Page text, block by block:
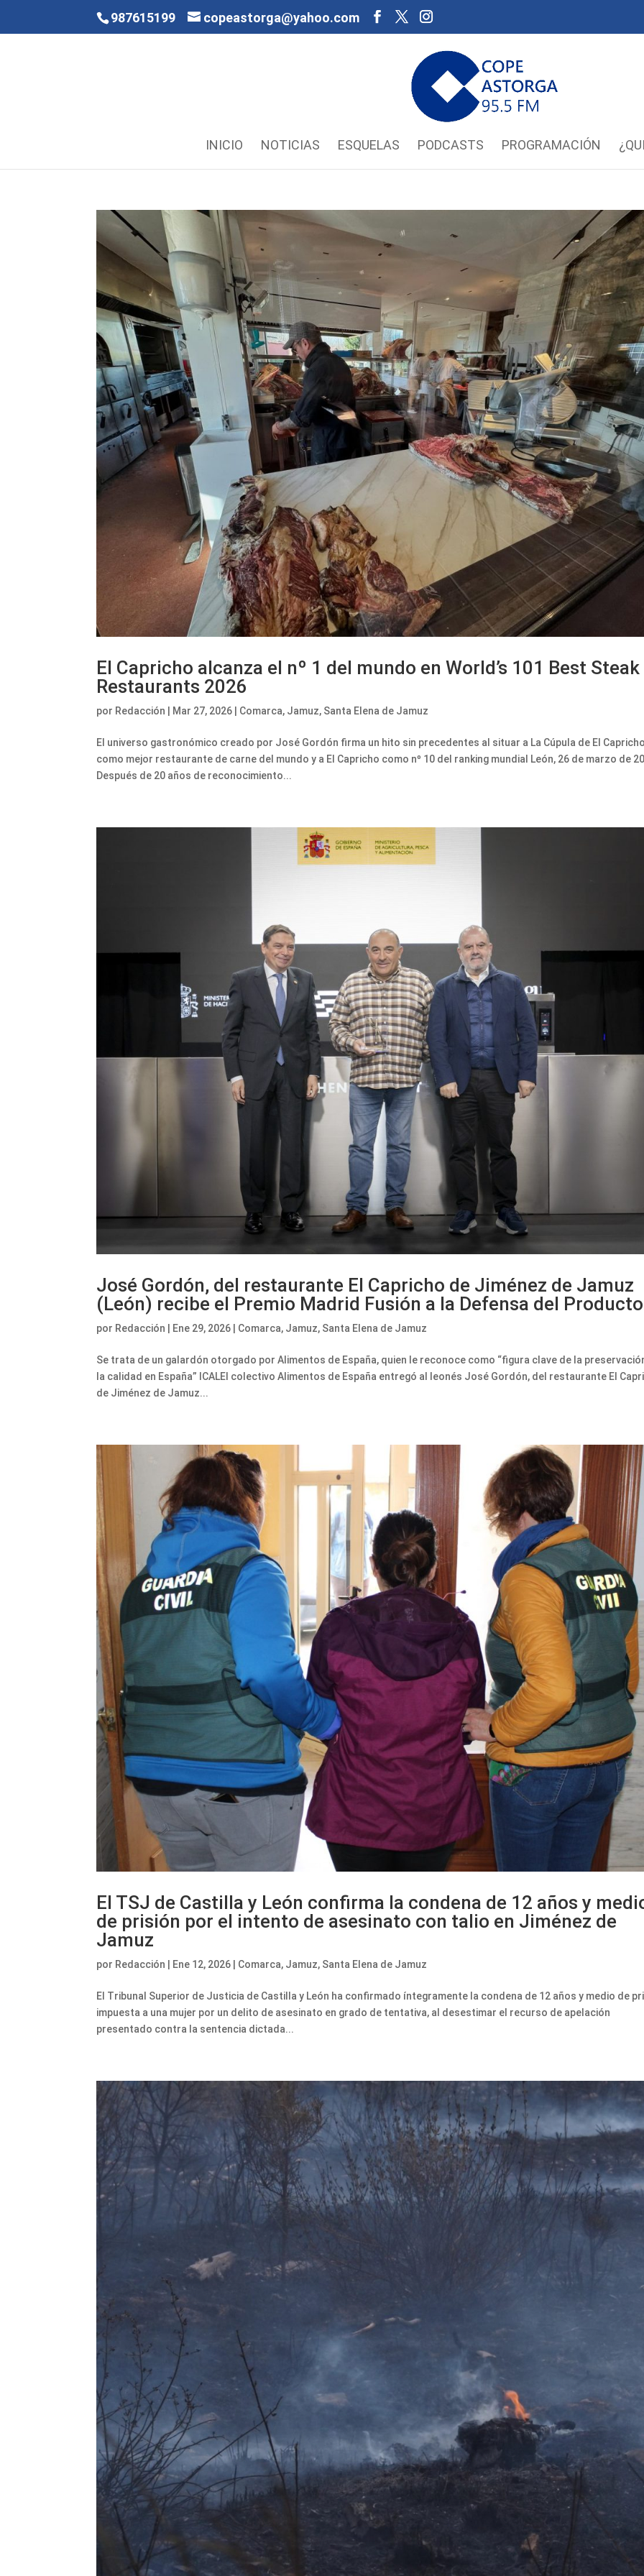
987615199 copeastorga@yahoo.com
INICIO NOTICIAS ESQUELAS PODCASTS PROGRAMACIÓN
El Capricho alcanza el nº 1 del mundo en World’s 101 Best Steak
Restaurants 2026
por Redacción Mar 27, 2026 Comarca, Jamuz, Santa Elena de Jamuz
El universo gastronómico creado por José Gordón firma un hito sin precedentes al situar a La Cúpula de El
como mejor restaurante de carne del mundo y a El Capricho como nº 10 del ranking mundial León, 26 de marzo de
Después de 20 años de reconocimiento...
José Gordón, del restaurante El Capricho de Jiménez de Jamuz
(León) recibe el Premio Madrid Fusión a la Defensa del Producto
por Redacción Ene 29, 2026 Comarca, Jamuz, Santa Elena de Jamuz
Se trata de un galardón otorgado por Alimentos de España, quien le reconoce como “figura clave de la
la calidad en España” ICALEl colectivo Alimentos de España entregó al leonés José Gordón, del restaurante El
de Jiménez de Jamuz...
El TSJ de Castilla y León confirma la condena de 12 años y
de prisión por el intento de asesinato con talio en Jiménez de
Jamuz
por Redacción Ene 12, 2026 Comarca, Jamuz, Santa Elena de Jamuz
El Tribunal Superior de Justicia de Castilla y León ha confirmado íntegramente la condena de 12 años y medio de
impuesta a una mujer por un delito de asesinato en grado de tentativa, al desestimar el recurso de apelación
presentado contra la sentencia dictada...